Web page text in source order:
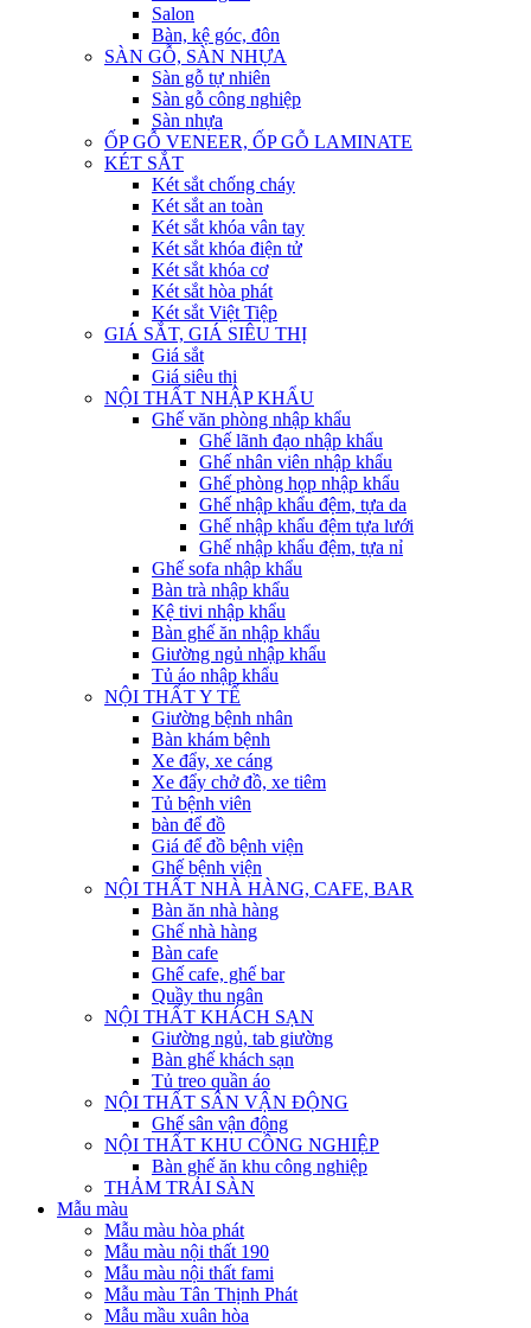
Salon
Bàn, kệ góc, đôn
SÀN GỖ, SÀN NHỰA
Sàn gỗ tự nhiên
Sàn gỗ công nghiệp
Sàn nhựa
ỐP GỖ VENEER, ỐP GỖ LAMINATE
KÉT SẮT
Két sắt chống cháy
Két sắt an toàn
Két sắt khóa vân tay
Két sắt khóa điện tử
Két sắt khóa cơ
Két sắt hòa phát
Két sắt Việt Tiệp
GIÁ SẮT, GIÁ SIÊU THỊ
Giá sắt
Giá siêu thị
NỘI THẤT NHẬP KHẨU
Ghế văn phòng nhập khẩu
Ghế lãnh đạo nhập khẩu
Ghế nhân viên nhập khẩu
Ghế phòng họp nhập khẩu
Ghế nhập khẩu đệm, tựa da
Ghế nhập khẩu đệm tựa lưới
Ghế nhập khẩu đệm, tựa nỉ
Ghế sofa nhập khẩu
Bàn trà nhập khẩu
Kệ tivi nhập khẩu
Bàn ghế ăn nhập khẩu
Giường ngủ nhập khẩu
Tủ áo nhập khẩu
NỘI THẤT Y TẾ
Giường bệnh nhân
Bàn khám bệnh
Xe đẩy, xe cáng
Xe đẩy chở đồ, xe tiêm
Tủ bệnh viên
bàn để đồ
Giá để đồ bệnh viện
Ghế bệnh viện
NỘI THẤT NHÀ HÀNG, CAFE, BAR
Bàn ăn nhà hàng
Ghế nhà hàng
Bàn cafe
Ghế cafe, ghế bar
Quầy thu ngân
NỘI THẤT KHÁCH SẠN
Giường ngủ, tab giường
Bàn ghế khách sạn
Tủ treo quần áo
NỘI THẤT SÂN VẬN ĐỘNG
Ghế sân vận động
NỘI THẤT KHU CÔNG NGHIỆP
Bàn ghế ăn khu công nghiệp
THẢM TRẢI SÀN
Mẫu màu
Mẫu màu hòa phát
Mẫu màu nội thất 190
Mẫu màu nội thất fami
Mẫu màu Tân Thịnh Phát
Mẫu mầu xuân hòa